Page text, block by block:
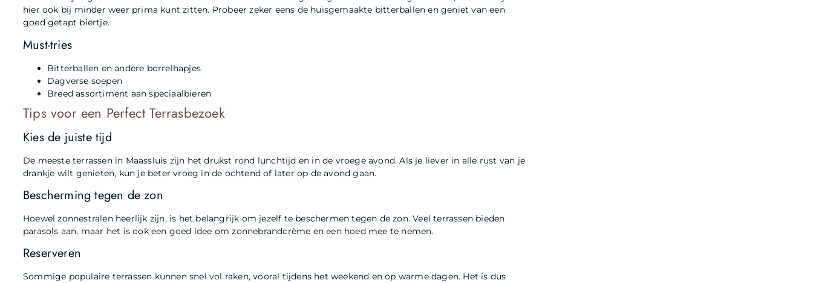
hier ook bij minder weer prima kunt zitten. Probeer zeker eens de huisgemaakte bitterballen en geniet van een
goed getapt biertje.
Must-tries
Bitterballen en andere borrelhapjes
Dagverse soepen
Breed assortiment aan speciaalbieren
Tips voor een Perfect Terrasbezoek
Kies de juiste tijd
De meeste terrassen in Maassluis zijn het drukst rond lunchtijd en in de vroege avond. Als je liever in alle rust van je
drankje wilt genieten, kun je beter vroeg in de ochtend of later op de avond gaan.
Bescherming tegen de zon
Hoewel zonnestralen heerlijk zijn, is het belangrijk om jezelf te beschermen tegen de zon. Veel terrassen bieden
parasols aan, maar het is ook een goed idee om zonnebrandcrème en een hoed mee te nemen.
Reserveren
Sommige populaire terrassen kunnen snel vol raken, vooral tijdens het weekend en op warme dagen. Het is dus